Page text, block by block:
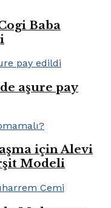
Baba
aşure pay
için Alevi
Modeli